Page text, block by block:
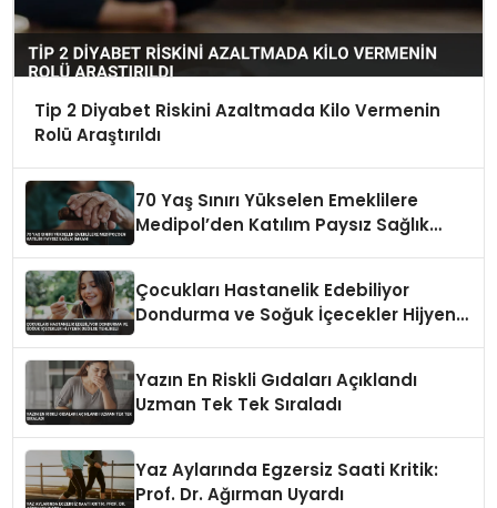
Tip 2 Diyabet Riskini Azaltmada Kilo Vermenin
Rolü Araştırıldı
70 Yaş Sınırı Yükselen Emeklilere
Medipol’den Katılım Paysız Sağlık
Çocukları Hastanelik Edebiliyor
Dondurma ve Soğuk İçecekler Hijyenik
Yazın En Riskli Gıdaları Açıklandı
Uzman Tek Tek Sıraladı
Yaz Aylarında Egzersiz Saati Kritik:
Prof. Dr. Ağırman Uyardı